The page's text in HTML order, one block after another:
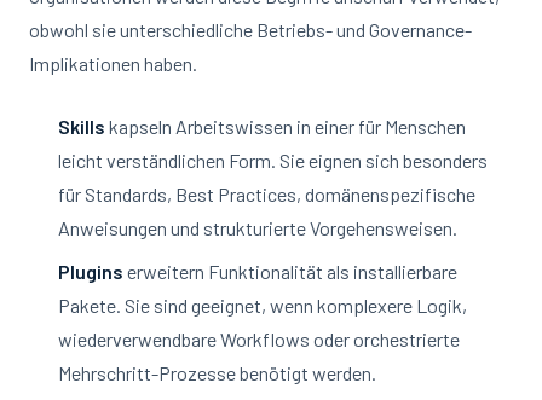
obwohl sie unterschiedliche Betriebs- und Governance-
Implikationen haben.
Skills kapseln Arbeitswissen in einer für Menschen
leicht verständlichen Form. Sie eignen sich besonders
für Standards, Best Practices, domänenspezifische
Anweisungen und strukturierte Vorgehensweisen.
Plugins erweitern Funktionalität als installierbare
Pakete. Sie sind geeignet, wenn komplexere Logik,
wiederverwendbare Workflows oder orchestrierte
Mehrschritt-Prozesse benötigt werden.